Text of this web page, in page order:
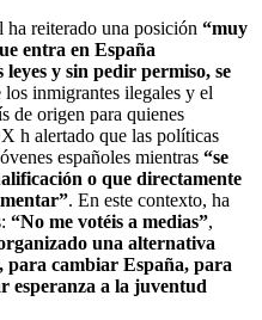
reiterado una posición “muy
entra en España
y sin pedir permiso, se
inmigrantes ilegales y el
de origen para quienes
h alertado que las políticas
españoles mientras “se
o que directamente
. En este contexto, ha
“No me votéis a medias”,
una alternativa
cambiar España, para
esperanza a la juventud